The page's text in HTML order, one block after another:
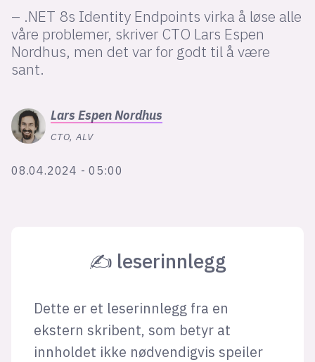
– .NET 8s Identity Endpoints virka å løse alle
våre problemer, skriver CTO Lars Espen
Nordhus, men det var for godt til å være
sant.
Lars EspenNordhus
CTO, ALV
08.04.2024 - 05:00
✍ leserinnlegg
Dette er et leserinnlegg fra en
ekstern skribent, som betyr at
innholdet ikke nødvendigvis speiler
Facebook
annonsepriser
suksesshistorier
Bli firmapartner